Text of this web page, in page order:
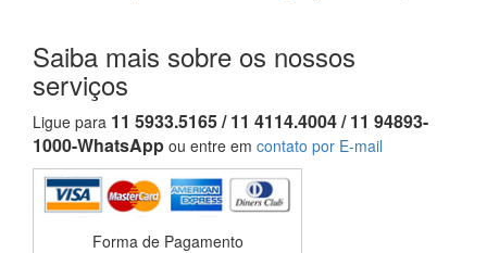
Saiba mais sobre os nossos
serviços
Ligue para 11 5933.5165 / 11 4114.4004 / 11 94893-
1000-WhatsApp ou entre em contato por E-mail
Forma de Pagamento